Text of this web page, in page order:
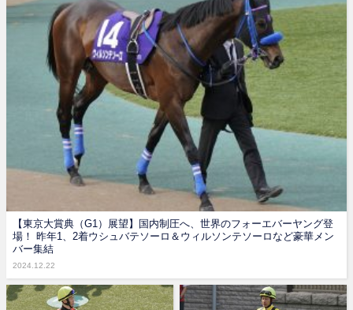
【東京大賞典（G1）展望】国内制圧へ、世界のフォーエバーヤング登
場！ 昨年1、2着ウシュバテソーロ＆ウィルソンテソーロなど豪華メン
バー集結
2024.12.22